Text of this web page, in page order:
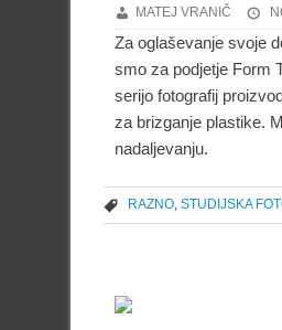
MATEJ VRANIČ
Za oglaševanje svoje
smo za podjetje Form
serijo fotografij
za brizganje plastike.
nadaljevanju.
RAZNO, STUDIJSKA